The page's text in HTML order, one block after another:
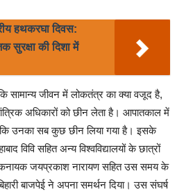
हथकरघा दिवस:
सुरक्षा की दिशा में
सामान्य जीवन में लोकतंत्र का क्या वजूद है,
अधिकारों को छीन लेता है। आपातकाल में
उनका सब कुछ छीन लिया गया है। इसके
विवि सहित अन्य विश्वविद्यालयों के छात्रों
जयप्रकाश नारायण सहित उस समय के
बाजपेई ने अपना समर्थन दिया। उस संघर्ष